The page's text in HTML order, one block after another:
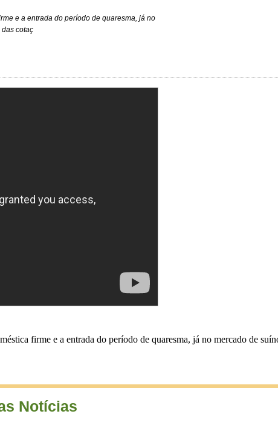
e a entrada do período de quaresma, já no
cotaç
firme e a entrada do período de quaresma, já no mercado de
Notícias